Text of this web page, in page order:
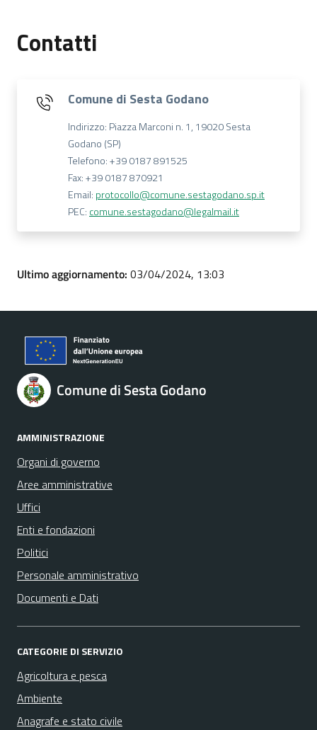
Contatti
Comune di Sesta Godano
Indirizzo: Piazza Marconi n. 1, 19020 Sesta
Godano (SP)
Telefono: +39 0187 891525
Fax: +39 0187 870921
Email: protocollo@comune.sestagodano.sp.it
PEC: comune.sestagodano@legalmail.it
Ultimo aggiornamento: 03/04/2024, 13:03
Comune di Sesta Godano
AMMINISTRAZIONE
Organi di governo
Aree amministrative
Uffici
Enti e fondazioni
Politici
Personale amministrativo
Documenti e Dati
CATEGORIE DI SERVIZIO
Agricoltura e pesca
Ambiente
Anagrafe e stato civile